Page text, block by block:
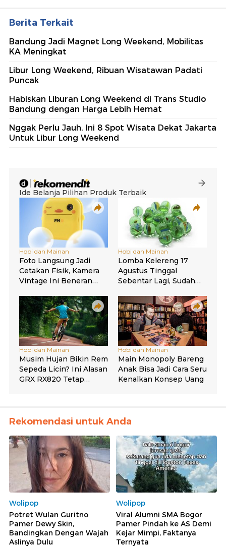
Berita Terkait
Bandung Jadi Magnet Long Weekend, Mobilitas
KA Meningkat
Libur Long Weekend, Ribuan Wisatawan Padati
Puncak
Habiskan Liburan Long Weekend di Trans Studio
Bandung dengan Harga Lebih Hemat
Nggak Perlu Jauh, Ini 8 Spot Wisata Dekat Jakarta
Untuk Libur Long Weekend
Rekomendasi untuk Anda
Wolipop
Potret Wulan Guritno
Pamer Dewy Skin,
Bandingkan Dengan Wajah
Aslinya Dulu
Wolipop
Viral Alumni SMA Bogor
Pamer Pindah ke AS Demi
Kejar Mimpi, Faktanya
Ternyata